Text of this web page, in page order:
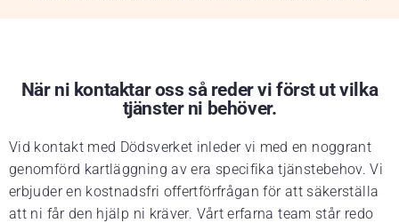
När ni kontaktar oss så reder vi först ut vilka
tjänster ni behöver.
Vid kontakt med Dödsverket inleder vi med en noggrant
genomförd kartläggning av era specifika tjänstebehov. Vi
erbjuder en kostnadsfri offertförfrågan för att säkerställa
att ni får den hjälp ni kräver. Vårt erfarna team står redo